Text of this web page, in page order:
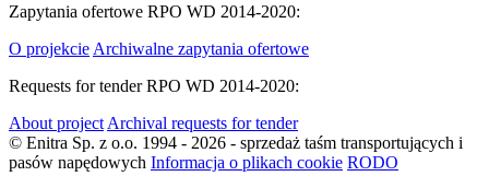
Zapytania ofertowe RPO WD 2014-2020:
O projekcie Archiwalne zapytania ofertowe
Requests for tender RPO WD 2014-2020:
About project Archival requests for tender
© Enitra Sp. z o.o. 1994 - 2026 - sprzedaż taśm transportujących i
pasów napędowych Informacja o plikach cookie RODO